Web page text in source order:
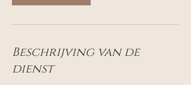
Beschrijving van de
dienst